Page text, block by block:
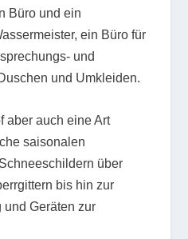
Büro und ein
ein Büro für
und
und Umkleiden.
aber auch eine Art
saisonalen
über
bis hin zur
Geräten zur